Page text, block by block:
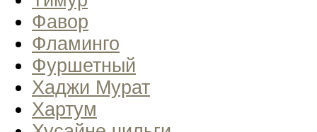
Фавор
Фламинго
Фуршетный
Хаджи Мурат
Хартум